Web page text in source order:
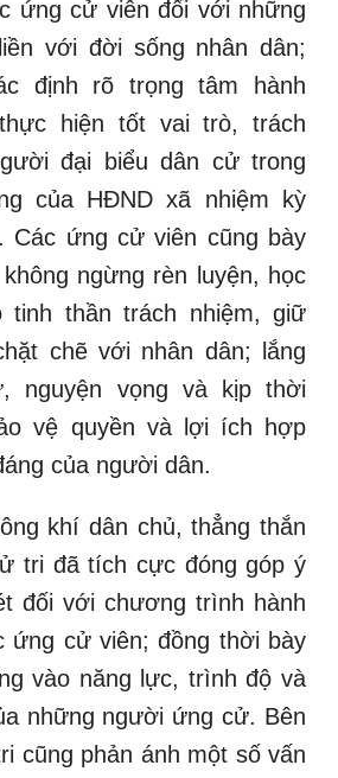
ứng cử viên đối với những
với đời sống nhân dân;
định rõ trọng tâm hành
hiện tốt vai trò, trách
đại biểu dân cử trong
của HĐND xã nhiệm kỳ
Các ứng cử viên cũng bày
ngừng rèn luyện, học
tinh thần trách nhiệm, giữ
chẽ với nhân dân; lắng
nguyện vọng và kịp thời
vệ quyền và lợi ích hợp
của người dân.
khí dân chủ, thẳng thắn
tri đã tích cực đóng góp ý
đối với chương trình hành
ứng cử viên; đồng thời bày
vào năng lực, trình độ và
những người ứng cử. Bên
cũng phản ánh một số vấn